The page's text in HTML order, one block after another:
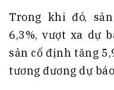
Trong khi đó,
6,3%, vượt xa dự
sản cố định tăng
tương đương dự